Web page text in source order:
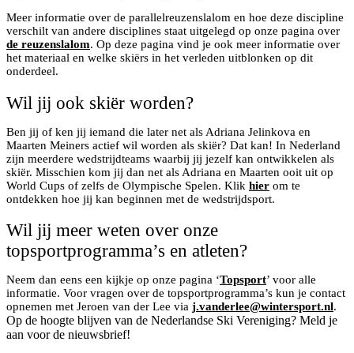
Meer informatie over de parallelreuzenslalom en hoe deze discipline
verschilt van andere disciplines staat uitgelegd op onze pagina over
de reuzenslalom. Op deze pagina vind je ook meer informatie over
het materiaal en welke skiërs in het verleden uitblonken op dit
onderdeel.
Wil jij ook skiër worden?
Ben jij of ken jij iemand die later net als Adriana Jelinkova en
Maarten Meiners actief wil worden als skiër? Dat kan! In Nederland
zijn meerdere wedstrijdteams waarbij jij jezelf kan ontwikkelen als
skiër. Misschien kom jij dan net als Adriana en Maarten ooit uit op
World Cups of zelfs de Olympische Spelen. Klik hier om te
ontdekken hoe jij kan beginnen met de wedstrijdsport.
Wil jij meer weten over onze
topsportprogramma’s en atleten?
Neem dan eens een kijkje op onze pagina ‘Topsport’ voor alle
informatie. Voor vragen over de topsportprogramma’s kun je contact
opnemen met Jeroen van der Lee via j.vanderlee@wintersport.nl.
Op de hoogte blijven van de Nederlandse Ski Vereniging? Meld je
aan voor de nieuwsbrief!